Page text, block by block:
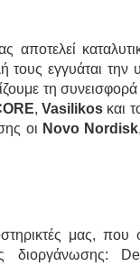
εγγυάται την
τη
,Vasilikos και
οι Novo Nordisk,
μας, που
διοργάνωσης: